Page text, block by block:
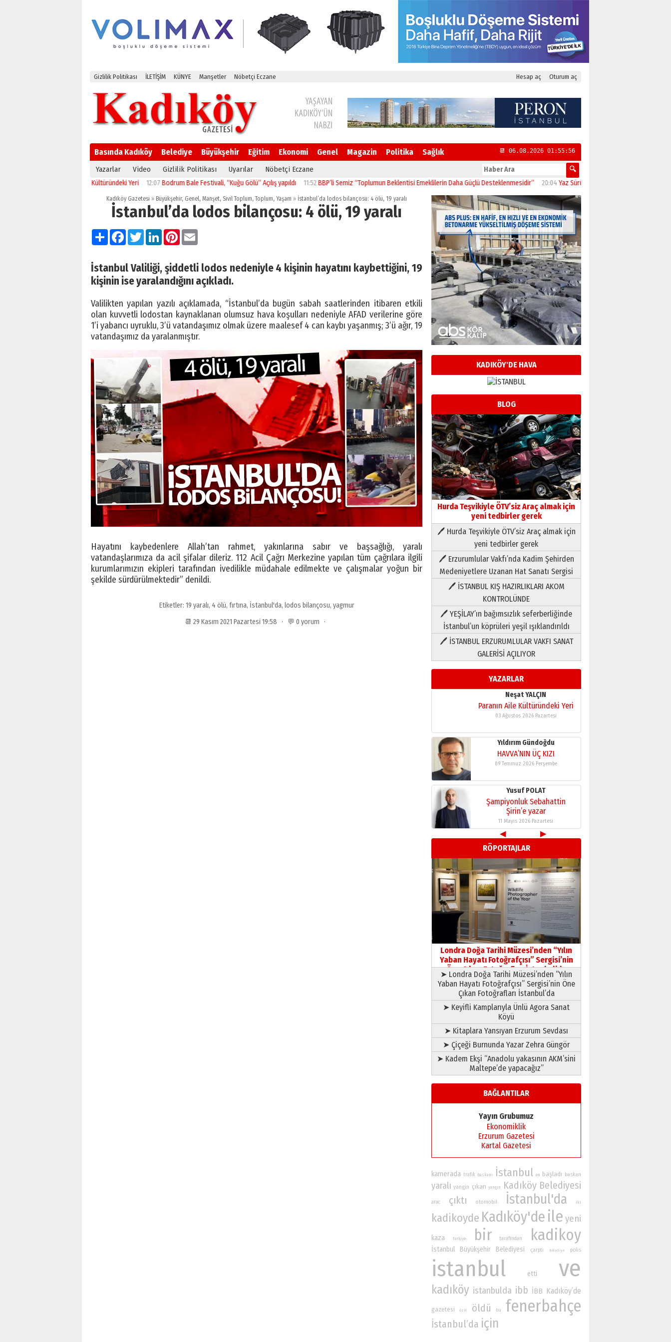
Gizlilik Politikası İLETİŞİM KÜNYE Manşetler Nöbetçi Eczane Hesap aç Oturum aç
Basında Kadıköy Belediye Büyükşehir Eğitim Ekonomi Genel Magazin Politika Sağlık 📆 06.08.2026 01:55:57
Yazarlar Video Gizlilik Politikası Uyarılar Nöbetçi Eczane
Paranın Aile Kültüründeki Yeri 12:07Bodrum Bale Festivali, “Kuğu Gölü” Açılış yapıldı 11:52BBP’li Semiz “Toplumun Beklentisi Emeklilerin Daha Güçlü Desteklenmesidir” 20:04Yaz Sürüşüne Çıkmadan Önce: Motosikletinizi
Kadıköy Gazetesi » Büyükşehir, Genel, Manşet, Sivil Toplum,Toplum, Yaşam » İstanbul’da lodos bilançosu: 4 ölü, 19 yaralı
İstanbul’da lodos bilançosu: 4 ölü, 19 yaralı
PaylaşFacebook
TwitterLinkedInPinterest
İstanbul Valiliği, şiddetli lodos nedeniyle 4 kişinin hayatını kaybettiğini, 19
kişinin ise yaralandığını açıkladı.
Valilikten yapılan yazılı açıklamada, “İstanbul’da bugün sabah saatlerinden itibaren etkili
olan kuvvetli lodostan kaynaklanan olumsuz hava koşulları nedeniyle AFAD verilerine göre
1’i yabancı uyruklu, 3’ü vatandaşımız olmak üzere maalesef 4 can kaybı yaşanmış; 3’ü ağır, 19
vatandaşımız da yaralanmıştır.
Hayatını kaybedenlere Allah’tan rahmet, yakınlarına sabır ve başsağlığı, yaralı
vatandaşlarımıza da acil şifalar dileriz. 112 Acil Çağrı Merkezine yapılan tüm çağrılara ilgili
kurumlarımızın ekipleri tarafından ivedilikle müdahale edilmekte ve çalışmalar yoğun bir
şekilde sürdürülmektedir” denildi.
Etiketler: 19 yaralı, 4 ölü, fırtına, İstanbul'da, lodos bilançosu, yagmur
📆 29 Kasım 2021 Pazartesi 19:58 · 💬 0 yorum ·
KADIKÖY'DE HAVA
BLOG
Hurda Teşvikiyle ÖTV’siz Araç almak için
yeni tedbirler gerek
🖊 Hurda Teşvikiyle ÖTV’siz Araç almak için
yeni tedbirler gerek
🖊 Erzurumlular Vakfı’nda Kadim Şehirden
Medeniyetlere Uzanan Hat Sanatı Sergisi
🖊 İSTANBUL KIŞ HAZIRLIKLARI AKOM
KONTROLÜNDE
🖊 YEŞİLAY’ın bağımsızlık seferberliğinde
İstanbul’un köprüleri yeşil ışıklandırıldı
🖊 İSTANBUL ERZURUMLULAR VAKFI SANAT
GALERİSİ AÇILIYOR
YAZARLAR
Neşat YALÇIN
Paranın Aile Kültüründeki Yeri
03 Ağustos 2026 Pazartesi
Yıldırım Gündoğdu
HAVVA’NIN ÜÇ KIZI
09 Temmuz 2026 Perşembe
Yusuf POLAT
Şampiyonluk Sebahattin
Şirin’e yazar
11 Mayıs 2026 Pazartesi
Neşat YALÇIN
Paranın Aile Kültüründeki Yeri
03 Ağustos 2026 Pazartesi
Yıldırım Gündoğdu
HAVVA’NIN ÜÇ KIZI
09 Temmuz 2026 Perşembe
Yusuf POLAT
Şampiyonluk Sebahattin
Şirin’e yazar
11 Mayıs 2026 Pazartesi
Neşat YALÇIN
Paranın Aile Kültüründeki Yeri
03 Ağustos 2026 Pazartesi
Yıldırım Gündoğdu
HAVVA’NIN ÜÇ KIZI
09 Temmuz 2026 Perşembe
Yusuf POLAT
Şampiyonluk Sebahattin
Şirin’e yazar
11 Mayıs 2026 Pazartesi
◀
▶
RÖPORTAJLAR
Londra Doğa Tarihi Müzesi’nden “Yılın
Yaban Hayatı Fotoğrafçısı” Sergisi’nin
Öne Çıkan Fotoğrafları İstanbul’da
➤ Londra Doğa Tarihi Müzesi’nden “Yılın
Yaban Hayatı Fotoğrafçısı” Sergisi’nin Öne
Çıkan Fotoğrafları İstanbul’da
➤ Keyifli Kamplarıyla Ünlü Agora Sanat
Köyü
➤ Kitaplara Yansıyan Erzurum Sevdası
➤ Çiçeği Burnunda Yazar Zehra Güngör
➤ Kadem Ekşi “Anadolu yakasının AKM’sini
Maltepe’de yapacağız”
BAĞLANTILAR
Yayın Grubumuz
Ekonomiklik
Erzurum Gazetesi
Kartal Gazetesi
kamerada trafik baskani İstanbul en başladı baskan
yaralı yangin çıkan yangın Kadıköy Belediyesi
arac çıktı otomobil İstanbul'da iki
kadikoyde Kadıköy'de ile yeni
kaza turkiye bir tarafından kadikoy
İstanbul Büyükşehir Belediyesi çarptı Belediye polis
istanbul etti ve
kadıköy istanbulda ibb İBB Kadıköy’de
gazetesi özel öldü bu fenerbahçe
İstanbul’da için